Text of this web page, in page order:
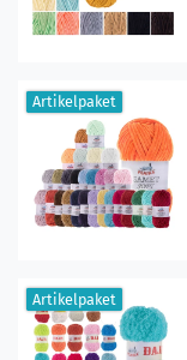
Artikelpaket
Artikelpaket